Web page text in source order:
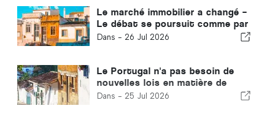
Le marché immobilier a changé –
Le débat se poursuit comme par
le passé
Dans - 26 Jul 2026
Le Portugal n'a pas besoin de
nouvelles lois en matière de
logement : il doit passer à
Dans - 25 Jul 2026